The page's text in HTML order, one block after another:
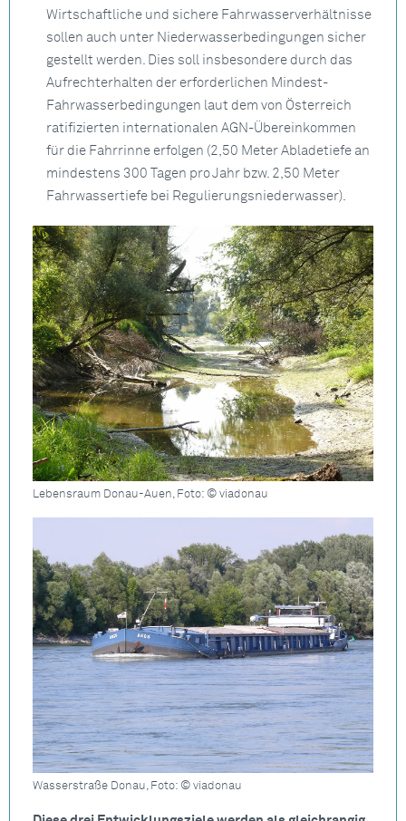
Wirtschaftliche und sichere Fahrwasserverhältnisse
sollen auch unter Niederwasserbedingungen sicher
gestellt werden. Dies soll insbesondere durch das
Aufrechterhalten der erforderlichen Mindest-
Fahrwasserbedingungen laut dem von Österreich
ratifizierten internationalen AGN-Übereinkommen
für die Fahrrinne erfolgen (2,50 Meter Abladetiefe an
mindestens 300 Tagen pro Jahr bzw. 2,50 Meter
Fahrwassertiefe bei Regulierungsniederwasser).
Lebensraum Donau-Auen, Foto: © viadonau
Wasserstraße Donau, Foto: © viadonau